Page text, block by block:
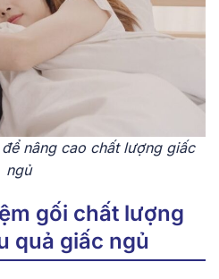
nâng cao chất lượng giấc
ngủ
gối chất lượng
quả giấc ngủ